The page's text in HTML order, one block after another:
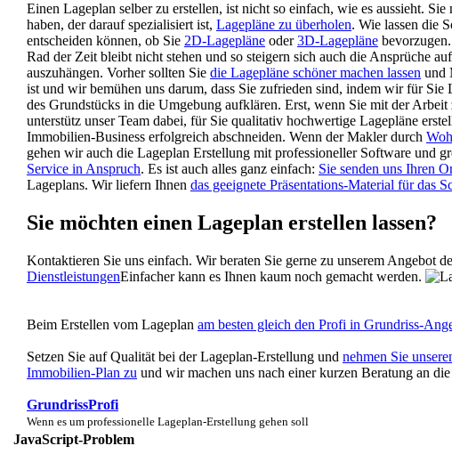
Einen Lageplan selber zu erstellen, ist nicht so einfach, wie es aussieht.
haben, der darauf spezialisiert ist, Lagepläne zu überholen. Wie lassen die
entscheiden können, ob Sie 2D-Lagepläne oder3D-Lagepläne
Rad der Zeit bleibt nicht stehen und so steigern sich auch die Ansprüche
auszuhängen. Vorher sollten Sie die Lagepläne schöner machen lassen und
ist und wir bemühen uns darum, dass Sie zufrieden sind, indem wir für
des Grundstücks in die Umgebung aufklären. Erst, wenn Sie mit der
unterstütz unser Team dabei, für Sie qualitativ hochwertige Lagepläne
Immobilien-Business erfolgreich abschneiden. Wenn der Makler durch
gehen wir auch die Lageplan Erstellung mit professioneller Software und
Service in Anspruch. Es ist auch alles ganz einfach: Sie senden uns Ihren
Lageplans. Wir liefern Ihnen das geeignete Präsentations-Material für das
Sie möchten einen Lageplan erstellen lassen?
Kontaktieren Sie uns einfach. Wir beraten Sie gerne zu unserem Angebot
DienstleistungenEinfacher kann es Ihnen kaum noch gemacht werden.
Beim Erstellen vom Lageplan am besten gleich den Profi in Grundriss-
Setzen Sie auf Qualität bei der Lageplan-Erstellung und nehmen Sie
Immobilien-Plan zu und wir machen uns nach einer kurzen Beratung an
GrundrissProfi
Wenn es um professionelle Lageplan-Erstellung gehen soll
JavaScript-Problem